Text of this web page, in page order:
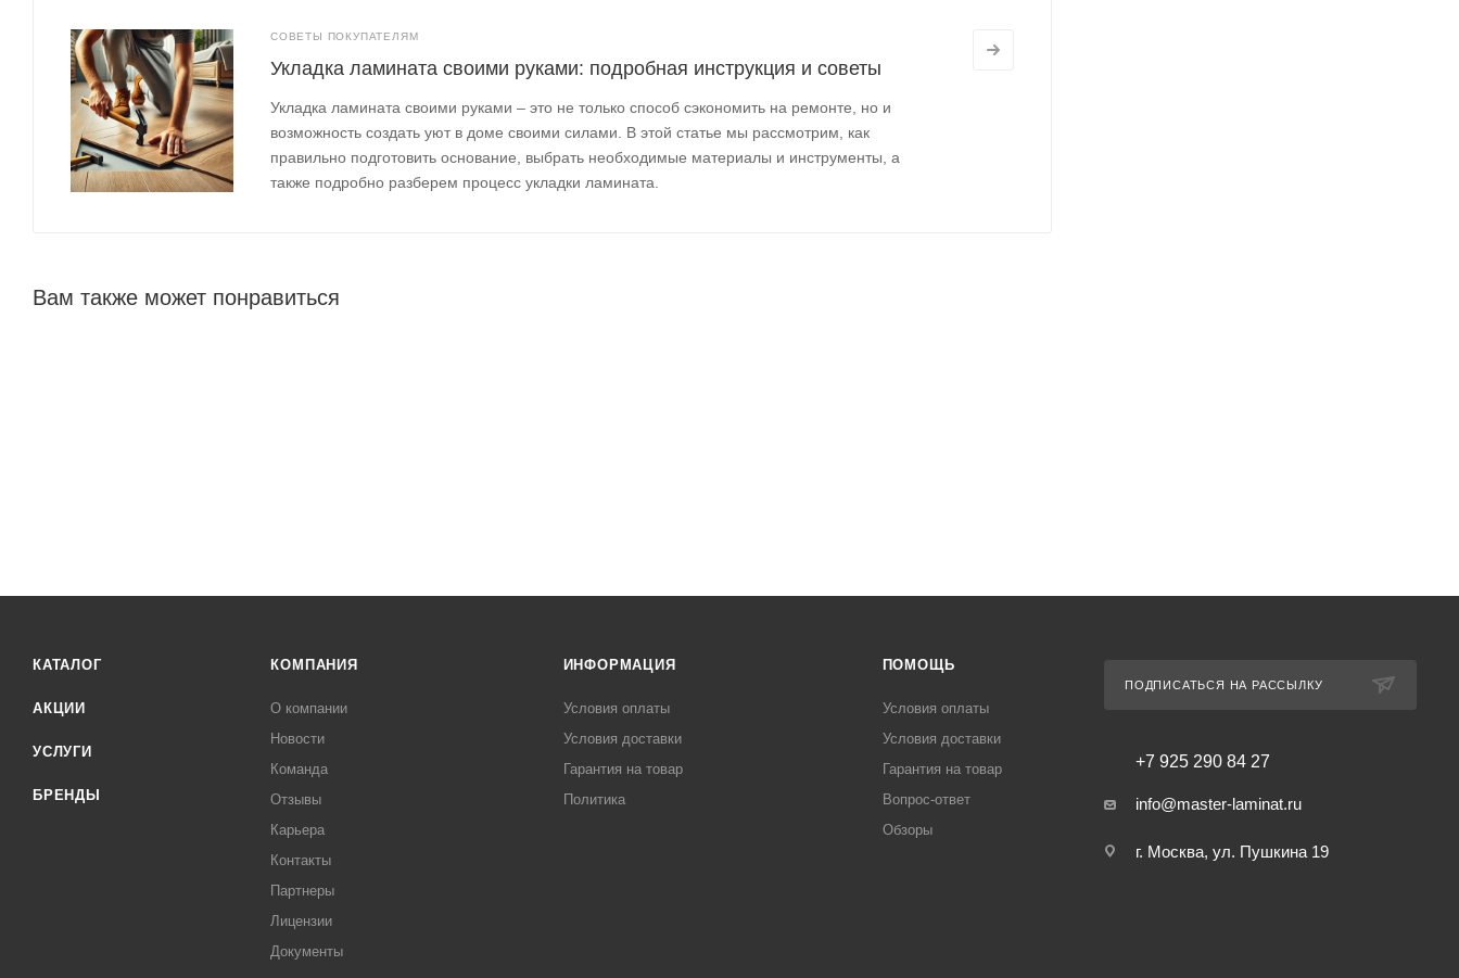
СОВЕТЫ ПОКУПАТЕЛЯМ
Укладка ламината своими руками: подробная инструкция и советы
Укладка ламината своими руками – это не только способ сэкономить на ремонте, но и
возможность создать уют в доме своими силами. В этой статье мы рассмотрим, как
правильно подготовить основание, выбрать необходимые материалы и инструменты, а
также подробно разберем процесс укладки ламината.
Вам также может понравиться
КАТАЛОГ
АКЦИИ
УСЛУГИ
БРЕНДЫ
КОМПАНИЯ
О компании
Новости
Команда
Отзывы
Карьера
Контакты
Партнеры
Лицензии
Документы
ИНФОРМАЦИЯ
Условия оплаты
Условия доставки
Гарантия на товар
Политика
ПОМОЩЬ
Условия оплаты
Условия доставки
Гарантия на товар
Вопрос-ответ
Обзоры
ПОДПИСАТЬСЯ НА РАССЫЛКУ
+7 925 290 84 27
info@master-laminat.ru
г. Москва, ул. Пушкина 19